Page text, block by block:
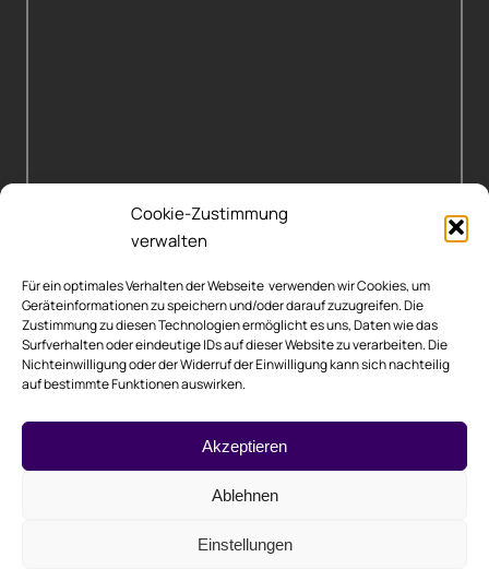
Cookie-Zustimmung
verwalten
Für ein optimales Verhalten der Webseite verwenden wir Cookies, um
Geräteinformationen zu speichern und/oder darauf zuzugreifen. Die
Zustimmung zu diesen Technologien ermöglicht es uns, Daten wie das
Surfverhalten oder eindeutige IDs auf dieser Website zu verarbeiten. Die
Nichteinwilligung oder der Widerruf der Einwilligung kann sich nachteilig
auf bestimmte Funktionen auswirken.
Akzeptieren
Ablehnen
Einstellungen
Rechtliche Hinweise
Impressum
Cookie-Richtlinie (EU)